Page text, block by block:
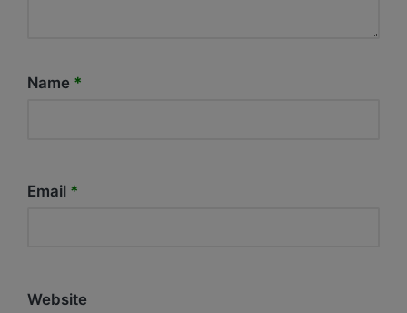
Name *
Email *
Website